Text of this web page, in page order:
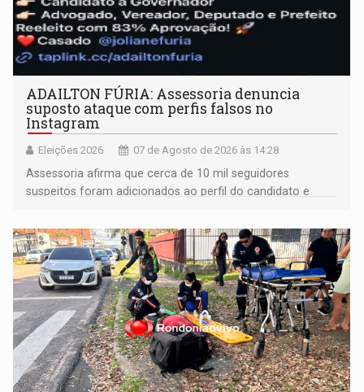
ADAILTON FÚRIA: Assessoria denuncia
suposto ataque com perfis falsos no
Instagram
Eleições 2026 07 de Agosto de 2026 às 14:28
Assessoria afirma que cerca de 10 mil seguidores
suspeitos foram adicionados ao perfil do candidato e
remover as contas